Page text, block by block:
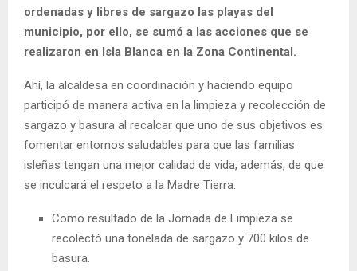
ordenadas y libres de sargazo las playas del
municipio, por ello, se sumó a las acciones que se
realizaron en Isla Blanca en la Zona Continental.
Ahí, la alcaldesa en coordinación y haciendo equipo
participó de manera activa en la limpieza y recolección de
sargazo y basura al recalcar que uno de sus objetivos es
fomentar entornos saludables para que las familias
isleñas tengan una mejor calidad de vida, además, de que
se inculcará el respeto a la Madre Tierra.
Como resultado de la Jornada de Limpieza se
recolectó una tonelada de sargazo y 700 kilos de
basura.